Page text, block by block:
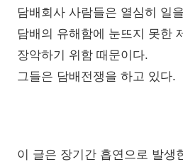
담배회사 사람들은 열심히 일
담배의 유해함에 눈뜨지 못한
장악하기 위함 때문이다.
그들은 담배전쟁을 하고 있다.
이 글은 장기간 흡연으로 발생